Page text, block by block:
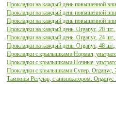
Прокладки на каждый день повышенной
Прокладки на каждый день повышенной
Прокладки на каждый день повышенной
Прокладки на каждый день. Organyc, 20
Прокладки на каждый день. Organyc, 24
Прокладки на каждый день. Organyc, 48
Прокладки с крылышками Нормал,
Прокладки с крылышками Ночные,
Прокладки с крылышками Супер. Organyc,
Тампоны Регулар, с аппликатором. Organyc